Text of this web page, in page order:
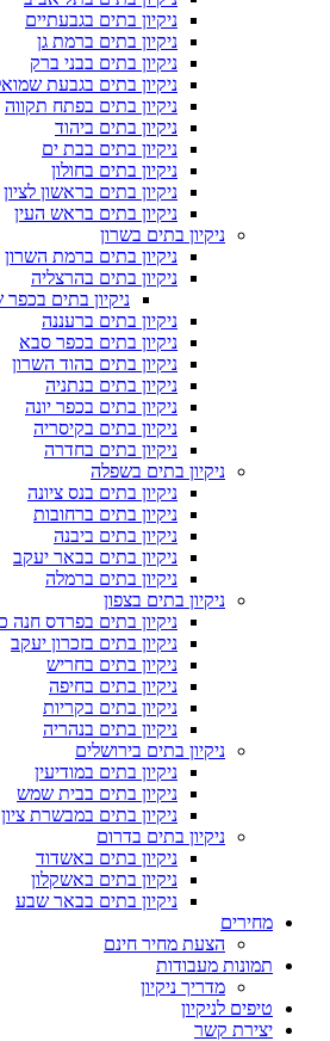
ניקיון בתים בגבעתיים
ניקיון בתים ברמת גן
ניקיון בתים בבני ברק
ניקיון בתים בגבעת
ניקיון בתים בפתח תקווה
ניקיון בתים ביהוד
ניקיון בתים בבת ים
ניקיון בתים בחולון
ניקיון בתים בראשון לציון
ניקיון בתים בראש העין
ניקיון בתים בשרון
ניקיון בתים ברמת השרון
ניקיון בתים בהרצליה
ניקיון בתים בכפר
ניקיון בתים ברעננה
ניקיון בתים בכפר סבא
ניקיון בתים בהוד השרון
ניקיון בתים בנתניה
ניקיון בתים בכפר יונה
ניקיון בתים בקיסריה
ניקיון בתים בחדרה
ניקיון בתים בשפלה
ניקיון בתים בנס ציונה
ניקיון בתים ברחובות
ניקיון בתים ביבנה
ניקיון בתים בבאר יעקב
ניקיון בתים ברמלה
ניקיון בתים בצפון
ניקיון בתים בפרדס חנה
ניקיון בתים בזכרון יעקב
ניקיון בתים בחריש
ניקיון בתים בחיפה
ניקיון בתים בקריות
ניקיון בתים בנהריה
ניקיון בתים בירושלים
ניקיון בתים במודיעין
ניקיון בתים בבית שמש
ניקיון בתים במבשרת ציון
ניקיון בתים בדרום
ניקיון בתים באשדוד
ניקיון בתים באשקלון
ניקיון בתים בבאר שבע
מחירים
הצעת מחיר חינם
תמונות מעבודות
מדריך ניקיון
טיפים לניקיון
יצירת קשר